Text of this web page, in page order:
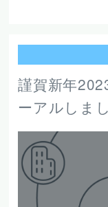
謹賀新年
ーアルしま